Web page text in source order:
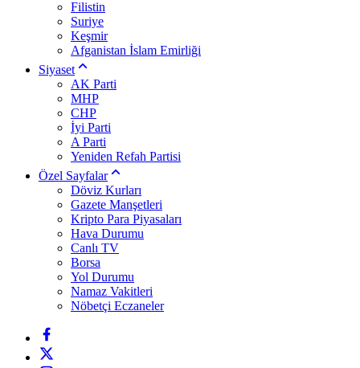
Filistin
Suriye
Keşmir
Afganistan İslam Emirliği
Siyaset
AK Parti
MHP
CHP
İyi Parti
A Parti
Yeniden Refah Partisi
Özel Sayfalar
Döviz Kurları
Gazete Manşetleri
Kripto Para Piyasaları
Hava Durumu
Canlı TV
Borsa
Yol Durumu
Namaz Vakitleri
Nöbetçi Eczaneler